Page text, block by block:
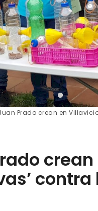
Prado crean en